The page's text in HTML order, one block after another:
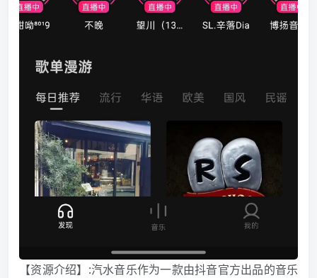
【资源介绍】:汽水音乐作为一款由抖音官方出品的音乐